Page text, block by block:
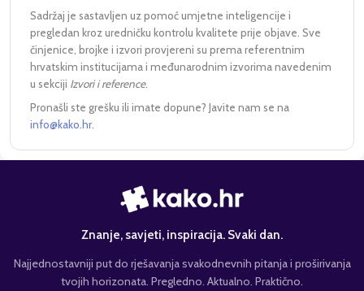
Sadržaj je sastavljen uz pomoć umjetne inteligencije i
pregledan kroz uredničku kontrolu kvalitete prije objave. Sve
činjenice, brojke i izvori provjereni su prema referentnim
hrvatskim institucijama i međunarodnim izvorima navedenim
u sekciji Izvori i reference.
Pronašli ste grešku ili imate dopune? Javite nam se na
info@kako.hr.
Znanje, savjeti, inspiracija. Svaki dan.
Najjednostavniji put do rješavanja svakodnevnih pitanja i proširivanja
tvojih horizonata. Pregledno. Aktualno. Praktično.